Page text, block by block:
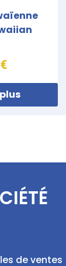
de ventes